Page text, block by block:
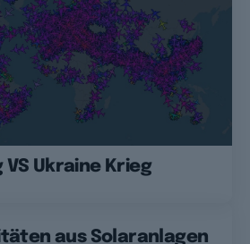
Ukraine Krieg
aus Solaranlagen